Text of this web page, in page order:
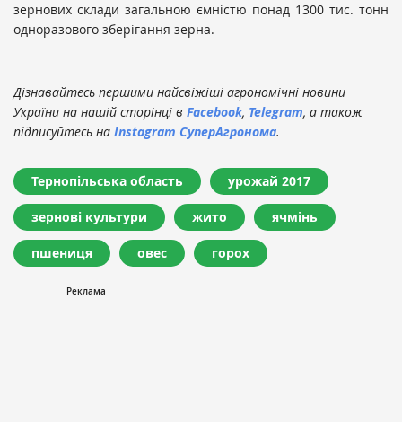
зернових склади загальною ємністю понад 1300 тис. тонн
одноразового зберігання зерна.
Дізнавайтесь першими найсвіжіші агрономічні новини
України на нашій сторінці в Facebook, Telegram, а також
підписуйтесь на Instagram СуперАгронома.
Тернопільська область урожай 2017
зернові культури жито ячмінь
пшениця овес горох